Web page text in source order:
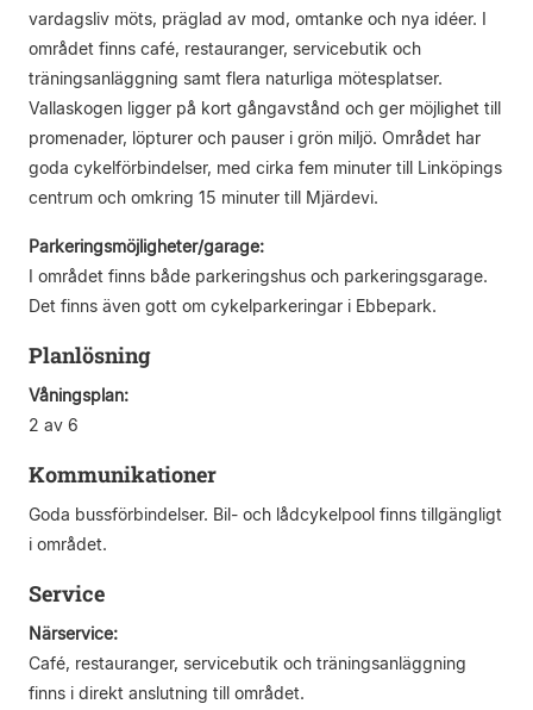
vardagsliv möts, präglad av mod, omtanke och nya idéer. I
området finns café, restauranger, servicebutik och
träningsanläggning samt flera naturliga mötesplatser.
Vallaskogen ligger på kort gångavstånd och ger möjlighet till
promenader, löpturer och pauser i grön miljö. Området har
goda cykelförbindelser, med cirka fem minuter till Linköpings
centrum och omkring 15 minuter till Mjärdevi.
Parkeringsmöjligheter/garage:
I området finns både parkeringshus och parkeringsgarage.
Det finns även gott om cykelparkeringar i Ebbepark.
Planlösning
Våningsplan:
2 av 6
Kommunikationer
Goda bussförbindelser. Bil- och lådcykelpool finns tillgängligt
i området.
Service
Närservice:
Café, restauranger, servicebutik och träningsanläggning
finns i direkt anslutning till området.